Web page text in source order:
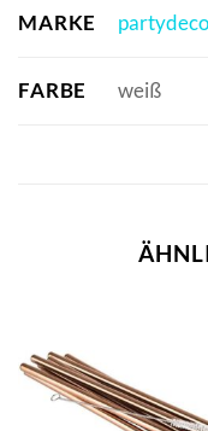
MARKE partydeco
FARBE weiß